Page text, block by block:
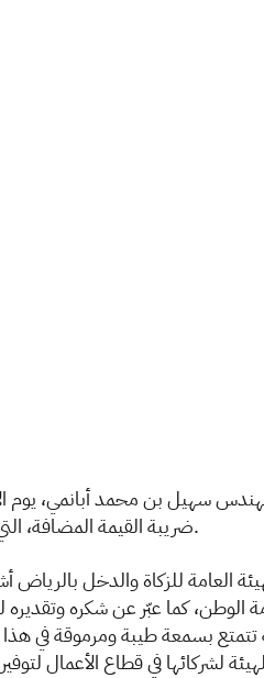
ضريبة القيمة المضافة، التي قدمتها الهيئة السعودية للمحاسبين القانونيين، بالشراكة مع الهيئة العامة للزكاة والدخل.
العامة للزكاة والدخل بالرياض
كما عبّر عن شكره وتقديره
تتمتع بسمعة طيبة ومرموقة في